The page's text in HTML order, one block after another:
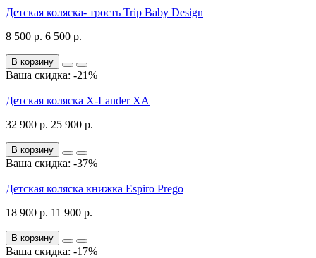
Детская коляска- трость Trip Baby Design
8 500 р. 6 500 р.
В корзину
Ваша скидка: -21%
Детская коляска X-Lander XA
32 900 р. 25 900 р.
В корзину
Ваша скидка: -37%
Детская коляска книжка Espiro Prego
18 900 р. 11 900 р.
В корзину
Ваша скидка: -17%